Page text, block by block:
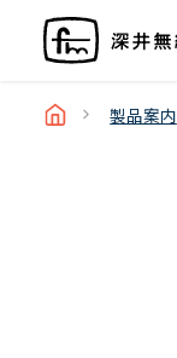
製品案内